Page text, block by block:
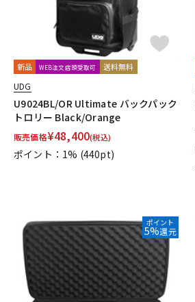
新品 WEB注文店頭受取可 送料無料
UDG
U9024BL/OR Ultimate バックパック
トロリー Black/Orange
販売価格¥48,400(税込)
ポイント：1% (440pt)
ポイント
5%還元